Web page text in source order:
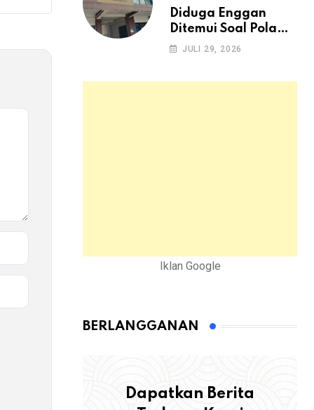
Diduga Enggan
Ditemui Soal Pola
SPMB, Kepsek SMAN
JULI 29, 2026
Iklan Google
BERLANGGANAN
Dapatkan Berita